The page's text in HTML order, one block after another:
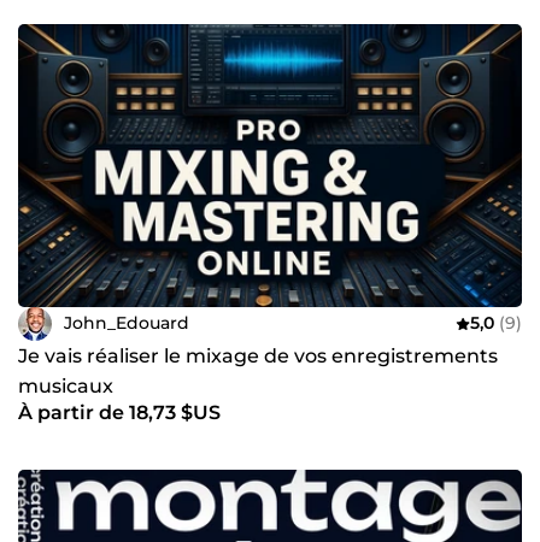
John_Edouard 5,0 (9)
Je vais réaliser le mixage de vos enregistrements
musicaux
À partir de 18,73 $US